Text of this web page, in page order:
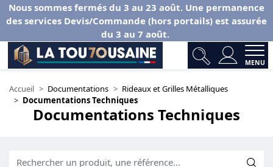
Nous sommes fermés du 3 au 23 août. Une permanence
des services Devis/Commande (hors portails) est assurée
du 3 au 7 août.
MENU
Accueil Documentations
Rideaux et Grilles Métalliques
Documentations Techniques
Documentations Techniques